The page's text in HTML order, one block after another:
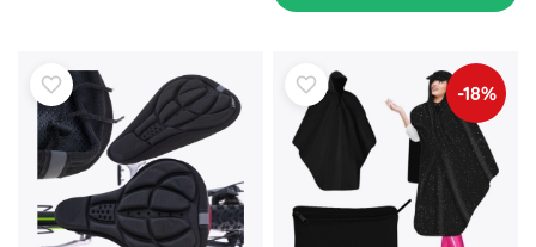
-18%